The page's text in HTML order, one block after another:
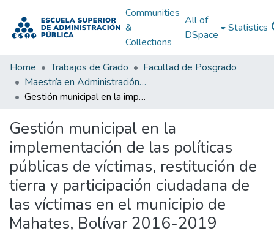
Communities
&
Collections
All of
DSpace
Statistics
Home Trabajos de Grado
Facultad de Posgrado
Maestría en Administración Pública
Gestión municipal en la implementación de las políticas públicas de víctimas, restitución de tierra y participación ciudadana de las víctimas en el municipio de Mahates, Bolívar 2016-2019
Gestión municipal en la
implementación de las políticas
públicas de víctimas, restitución de
tierra y participación ciudadana de
las víctimas en el municipio de
Mahates, Bolívar 2016-2019